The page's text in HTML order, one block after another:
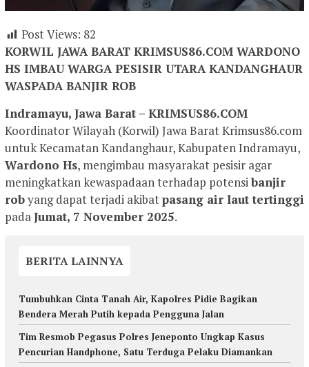
Post Views: 82
KORWIL JAWA BARAT KRIMSUS86.COM WARDONO
HS IMBAU WARGA PESISIR UTARA KANDANGHAUR
WASPADA BANJIR ROB
Indramayu, Jawa Barat – KRIMSUS86.COM
Koordinator Wilayah (Korwil) Jawa Barat Krimsus86.com
untuk Kecamatan Kandanghaur, Kabupaten Indramayu,
Wardono Hs, mengimbau masyarakat pesisir agar
meningkatkan kewaspadaan terhadap potensibanjir
robyang dapat terjadi akibatpasang air laut tertinggi
padaJumat, 7 November 2025.
BERITA LAINNYA
Tumbuhkan Cinta Tanah Air, Kapolres Pidie Bagikan
Bendera Merah Putih kepada Pengguna Jalan
Tim Resmob Pegasus Polres Jeneponto Ungkap Kasus
Pencurian Handphone, Satu Terduga Pelaku Diamankan